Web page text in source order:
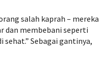
salah kaprah – mereka
dan membebani seperti
sehat.” Sebagai gantinya,